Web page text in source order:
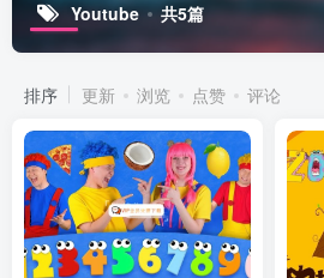
Youtube 共5篇
排序 更新 浏览 点赞 评论